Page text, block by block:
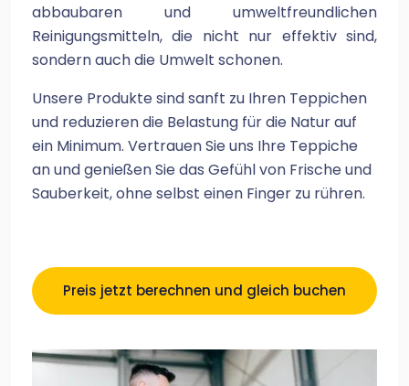
abbaubaren und umweltfreundlichen
Reinigungsmitteln, die nicht nur effektiv sind,
sondern auch die Umwelt schonen.
Unsere Produkte sind sanft zu Ihren Teppichen
und reduzieren die Belastung für die Natur auf
ein Minimum. Vertrauen Sie uns Ihre Teppiche
an und genießen Sie das Gefühl von Frische und
Sauberkeit, ohne selbst einen Finger zu rühren.
Preis jetzt berechnen und gleich buchen